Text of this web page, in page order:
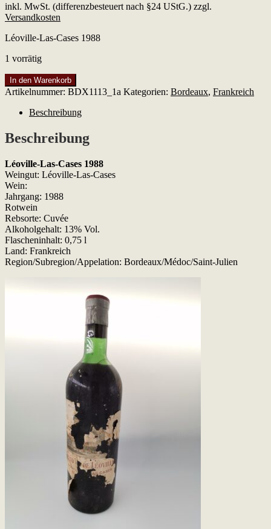
inkl. MwSt. (differenzbesteuert nach §24 UStG.) zzgl.
Versandkosten
Léoville-Las-Cases 1988
1 vorrätig
Léoville-
Las-
1988
In den Warenkorb
Artikelnummer: BDX1113_1a Kategorien: Bordeaux, Frankreich
Beschreibung
Beschreibung
Léoville-Las-Cases 1988
Weingut: Léoville-Las-Cases
Wein:
Jahrgang: 1988
Rotwein
Rebsorte: Cuvée
Alkoholgehalt: 13% Vol.
Flascheninhalt: 0,75 l
Land: Frankreich
Region/Subregion/Appelation: Bordeaux/Médoc/Saint-Julien